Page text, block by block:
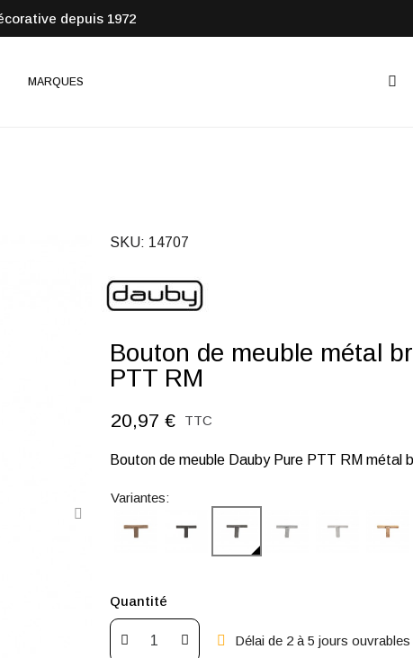
depuis 1972
MARQUES
SKU 14707
Bouton de meuble métal
PTT RM
20,97 € TTC
Bouton de meuble Dauby Pure PTT RM métal
Variantes:
Quantité
Délai de 2 à 5 jours ouvrables